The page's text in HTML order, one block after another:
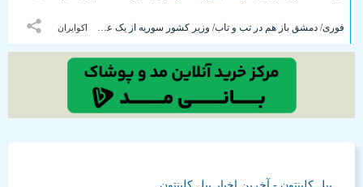
اکوایران فوری/ دمشق باز هم در تب و تاب/ وزیر کشور سوریه از یک عملیات خنثی‌سازی تروریستی خبر میدهد